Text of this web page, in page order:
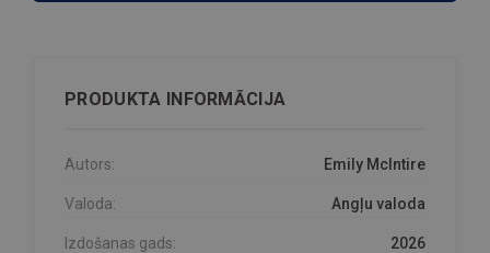
PRODUKTA INFORMĀCIJA
Autors: Emily McIntire
Valoda: Angļu valoda
Izdošanas gads: 2026